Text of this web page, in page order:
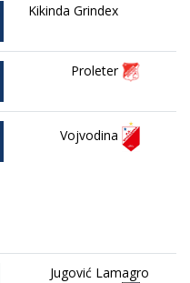
Kikinda Grindex
Proleter
Vojvodina
Jugović Lamagro